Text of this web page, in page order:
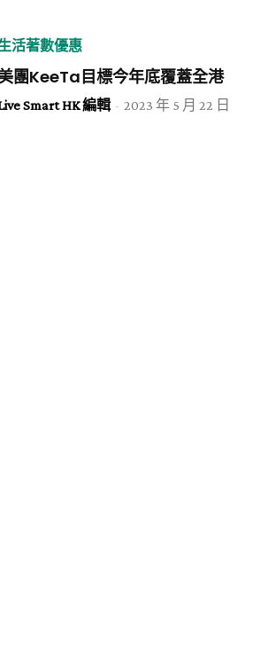
活著數優惠
團KeeTa目標今年底覆蓋全港
Smart HK 編輯 - 2023 年 5 月 22 日